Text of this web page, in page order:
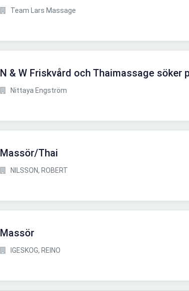
Team Lars Massage
N & W Friskvård och Thaimassage söker
Nittaya Engström
Massör/Thai
NILSSON, ROBERT
Massör
IGESKOG, REINO